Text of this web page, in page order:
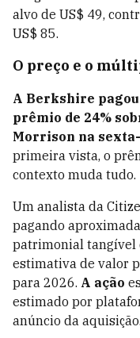
alvo de US$ 49,
US$ 85.
O preço e o
A Berkshire pagou
prêmio de 24%
Morrison na
primeira vista, o
contexto muda tudo.
Um analista da
pagando
patrimonial tangível
estimativa de valor
para 2026. A ação
estimado por
anúncio da aquisição.